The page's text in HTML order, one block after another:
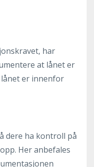
har
at lånet er
er innenfor
dere ha kontroll på
Her anbefales